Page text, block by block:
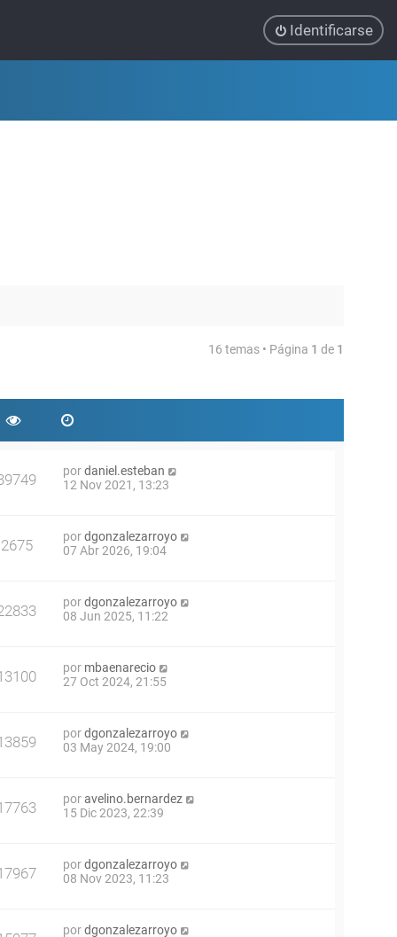
Identificarse
16 temas • Página 1 de 1
pordaniel.esteban
12 Nov 2021, 13:23
2675 pordgonzalezarroyo
07 Abr 2026, 19:04
pordgonzalezarroyo
08 Jun 2025, 11:22
por mbaenarecio
27 Oct 2024, 21:55
pordgonzalezarroyo
03 May 2024, 19:00
poravelino.bernardez
15 Dic 2023, 22:39
pordgonzalezarroyo
08 Nov 2023, 11:23
pordgonzalezarroyo